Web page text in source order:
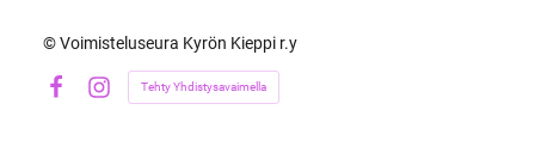
©Voimisteluseura Kyrön Kieppi r.y
Instagram
Tehty Yhdistysavaimella